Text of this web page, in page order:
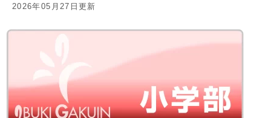
2026年05月27日更新